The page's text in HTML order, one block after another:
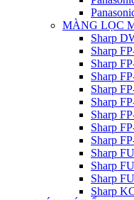
MÀNG LỌC
Sharp
Sharp
Sharp
Sharp
Sharp
Sharp
Sharp
Sharp
Sharp
Sharp
Sharp
Sharp
Sharp